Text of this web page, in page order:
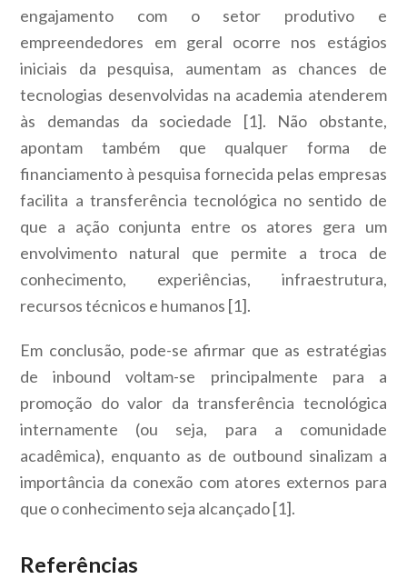
engajamento com o setor produtivo e
empreendedores em geral ocorre nos estágios
iniciais da pesquisa, aumentam as chances de
tecnologias desenvolvidas na academia atenderem
às demandas da sociedade [1]. Não obstante,
apontam também que qualquer forma de
financiamento à pesquisa fornecida pelas empresas
facilita a transferência tecnológica no sentido de
que a ação conjunta entre os atores gera um
envolvimento natural que permite a troca de
conhecimento, experiências, infraestrutura,
recursos técnicos e humanos [1].
Em conclusão, pode-se afirmar que as estratégias
de inbound voltam-se principalmente para a
promoção do valor da transferência tecnológica
internamente (ou seja, para a comunidade
acadêmica), enquanto as de outbound sinalizam a
importância da conexão com atores externos para
que o conhecimento seja alcançado [1].
Referências